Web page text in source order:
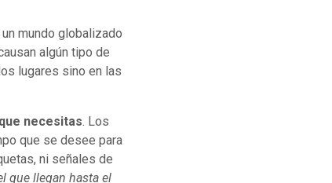
mundo globalizado
algún tipo de
lugares sino en las
necesitas. Los
que se desee para
ni señales de
que llegan hasta el